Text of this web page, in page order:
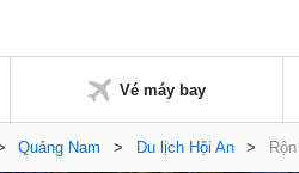
Vé máy bay
Quảng Nam > Du lịch Hội An >